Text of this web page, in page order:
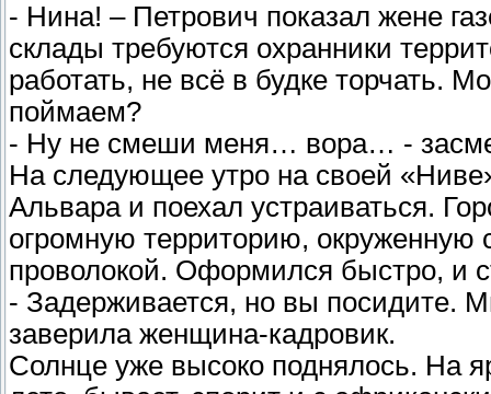
- Нина! – Петрович показал жене
склады требуются охранники
работать, не всё в будке торчать.
поймаем?
- Ну не смеши меня… вора… -
На следующее утро на своей
Альвара и поехал устраиваться.
огромную территорию,
проволокой. Оформился быстро, и
- Задерживается, но вы посидите.
заверила женщина-кадровик.
Солнце уже высоко поднялось. На